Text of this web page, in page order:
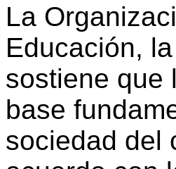
La
Educación,
sostiene que
base
sociedad del